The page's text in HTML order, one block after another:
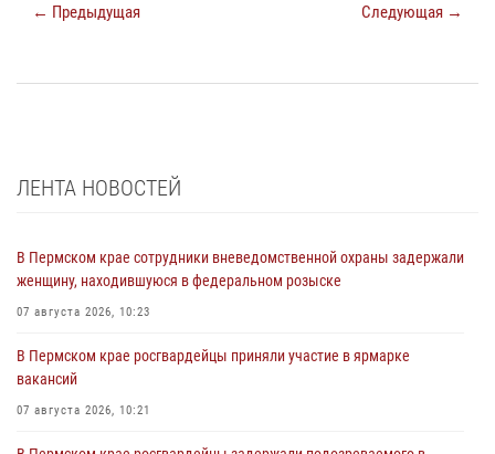
← Предыдущая Следующая →
ЛЕНТА НОВОСТЕЙ
В Пермском крае сотрудники вневедомственной охраны задержали
женщину, находившуюся в федеральном розыске
07 августа 2026, 10:23
В Пермском крае росгвардейцы приняли участие в ярмарке
вакансий
07 августа 2026, 10:21